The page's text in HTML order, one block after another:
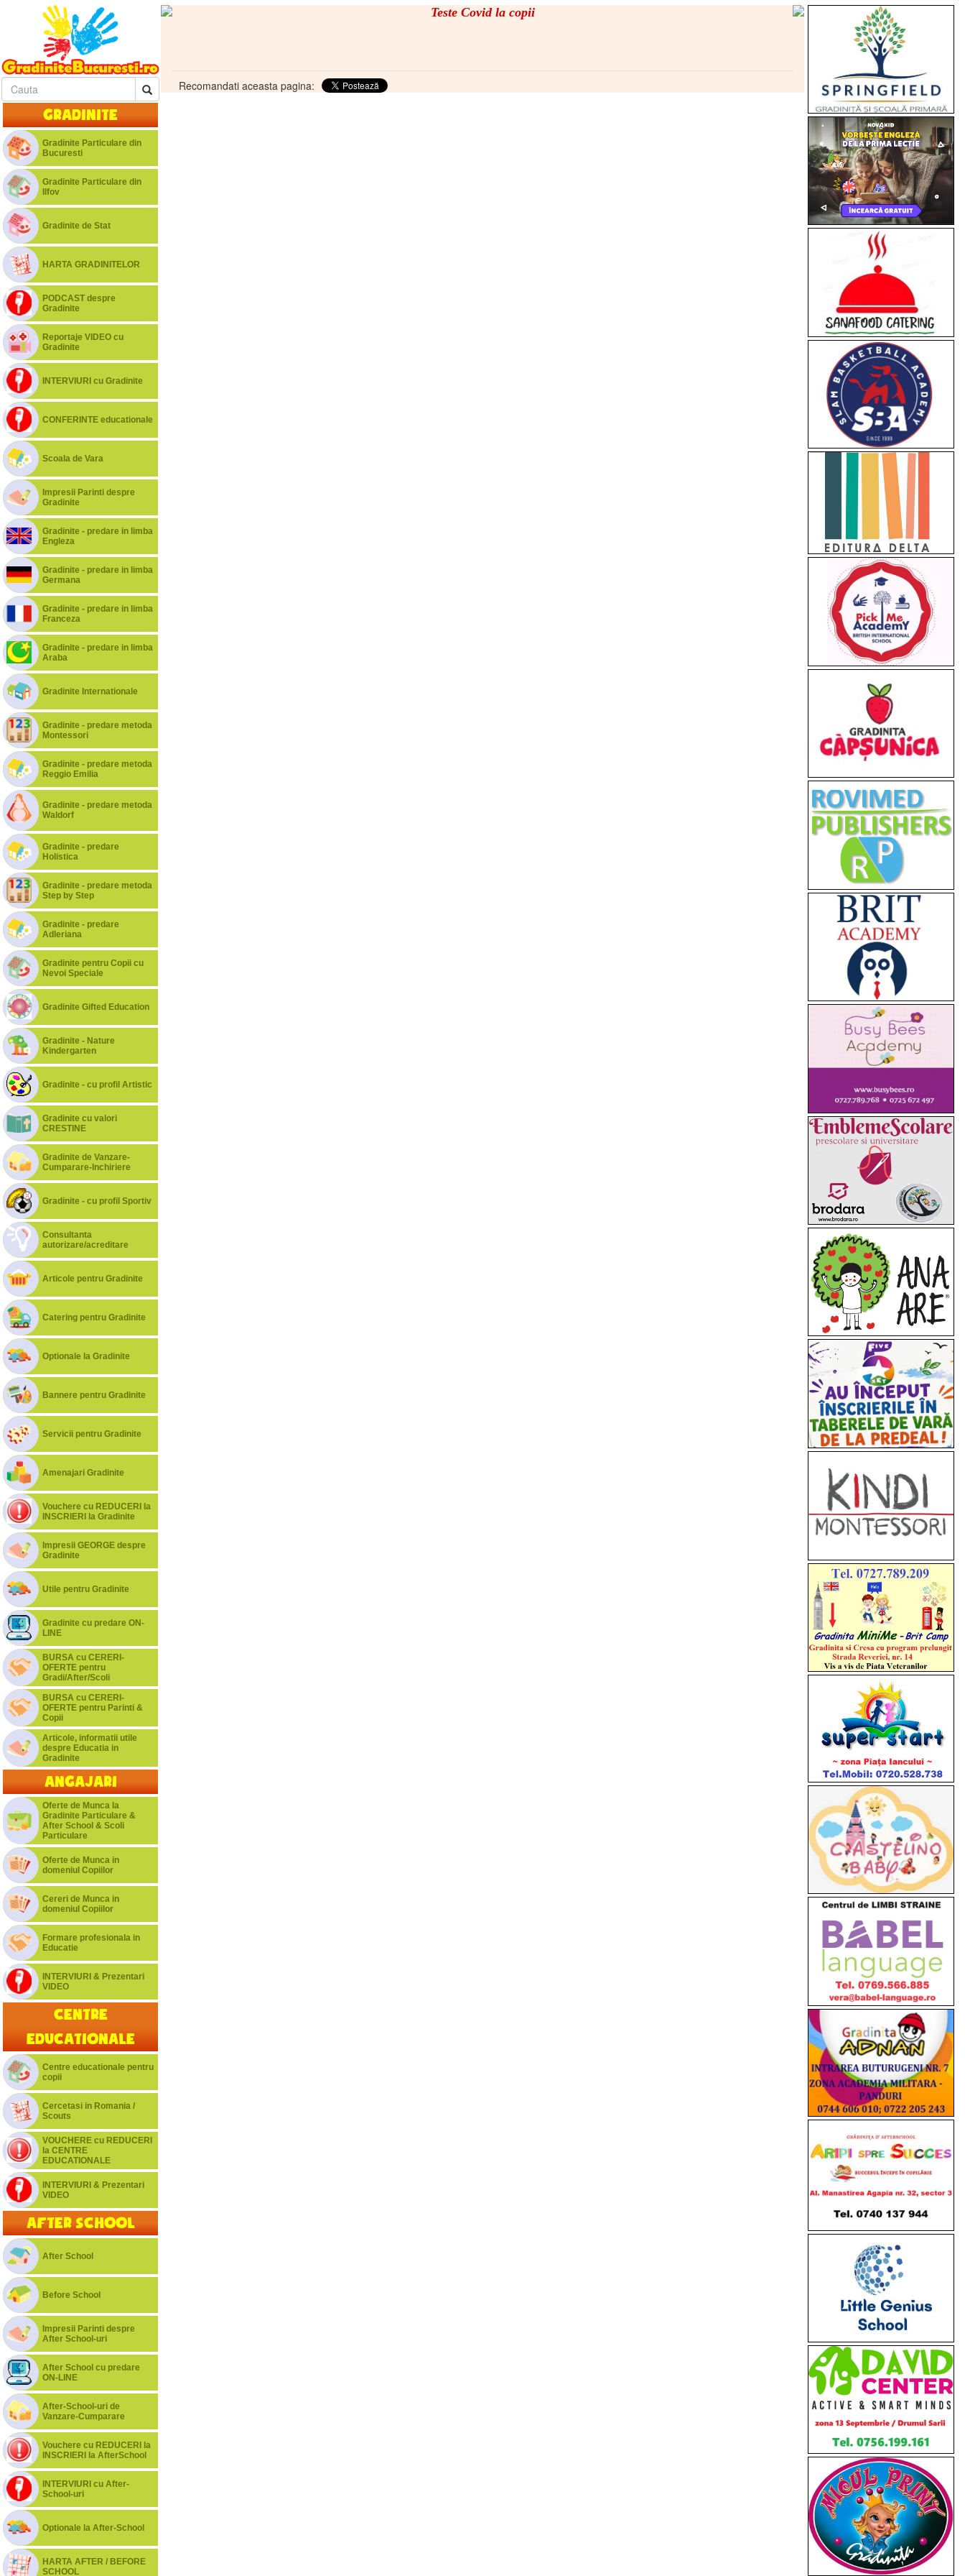
Gradinite
Gradinite Particulare din
Bucuresti
Gradinite Particulare din
Ilfov
Gradinite de Stat
HARTA GRADINITELOR
PODCAST despre
Gradinite
Reportaje VIDEO cu
Gradinite
INTERVIURI cu Gradinite
CONFERINTE educationale
Scoala de Vara
Impresii Parinti despre
Gradinite
Gradinite - predare in limba
Engleza
Gradinite - predare in limba
Germana
Gradinite - predare in limba
Franceza
Gradinite - predare in limba
Araba
Gradinite Internationale
Gradinite - predare metoda
Montessori
Gradinite - predare metoda
Reggio Emilia
Gradinite - predare metoda
Waldorf
Gradinite - predare
Holistica
Gradinite - predare metoda
Step by Step
Gradinite - predare
Adleriana
Gradinite pentru Copii cu
Nevoi Speciale
Gradinite Gifted Education
Gradinite - Nature
Kindergarten
Gradinite - cu profil Artistic
Gradinite cu valori
CRESTINE
Gradinite de Vanzare-
Cumparare-Inchiriere
Gradinite - cu profil Sportiv
Consultanta
autorizare/acreditare
Articole pentru Gradinite
Catering pentru Gradinite
Optionale la Gradinite
Bannere pentru Gradinite
Servicii pentru Gradinite
Amenajari Gradinite
Vouchere cu REDUCERI la
INSCRIERI la Gradinite
Impresii GEORGE despre
Gradinite
Utile pentru Gradinite
Gradinite cu predare ON-
LINE
BURSA cu CERERI-
OFERTE pentru
Gradi/After/Scoli
BURSA cu CERERI-
OFERTE pentru Parinti &
Copii
Articole, informatii utile
despre Educatia in
Gradinite
Angajari
Oferte de Munca la
Gradinite Particulare &
After School & Scoli
Particulare
Oferte de Munca in
domeniul Copiilor
Cereri de Munca in
domeniul Copiilor
Formare profesionala in
Educatie
INTERVIURI & Prezentari
VIDEO
Centre
educationale
Centre educationale pentru
copii
Cercetasi in Romania /
Scouts
VOUCHERE cu REDUCERI
la CENTRE
EDUCATIONALE
INTERVIURI & Prezentari
VIDEO
After School
After School
Before School
Impresii Parinti despre
After School-uri
After School cu predare
ON-LINE
After-School-uri de
Vanzare-Cumparare
Vouchere cu REDUCERI la
INSCRIERI la AfterSchool
INTERVIURI cu After-
School-uri
Optionale la After-School
HARTA AFTER / BEFORE
SCHOOL
Teste Covid la copii
Recomandati aceasta pagina: